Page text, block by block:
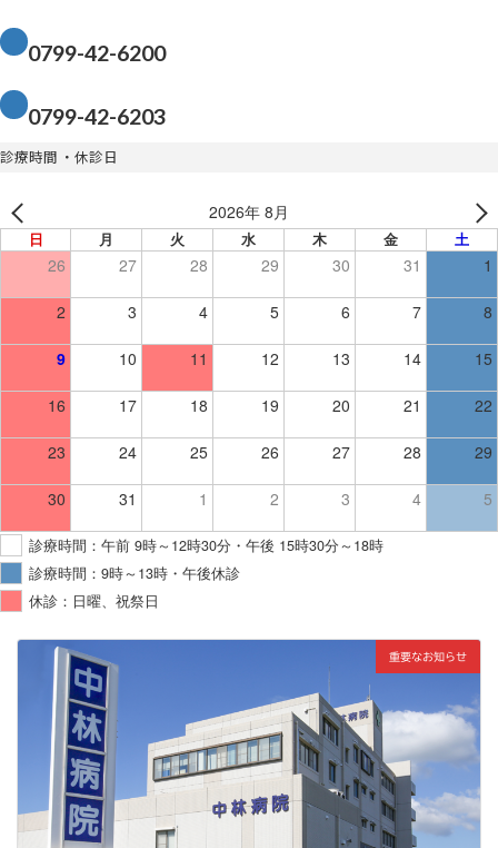
0799-42-6200
0799-42-6203
診療時間 ・休診日
2026年 8月
日 月 火 水 木 金 土
26 27 28 29 30 31 1
2 3 4 5 6 7 8
9 10 11 12 13 14 15
16 17 18 19 20 21 22
23 24 25 26 27 28 29
30 31 1 2 3 4 5
診療時間：午前 9時～12時30分・午後 15時30分～18時
診療時間：9時～13時・午後休診
休診：日曜、祝祭日
重要なお知らせ